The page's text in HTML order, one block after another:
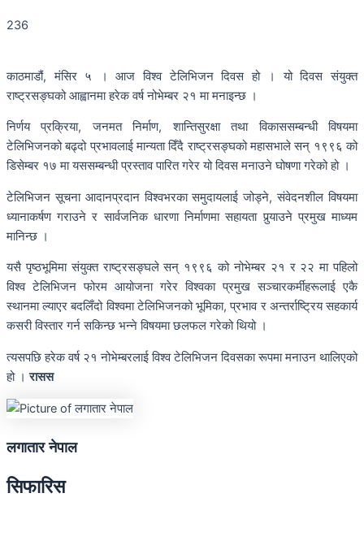
236
काठमाडौं, मंसिर ५ । आज विश्व टेलिभिजन दिवस हो । यो दिवस संयुक्त
राष्ट्रसङ्घको आह्वानमा हरेक वर्ष नोभेम्बर २१ मा मनाइन्छ ।
निर्णय प्रक्रिया, जनमत निर्माण, शान्तिसुरक्षा तथा विकाससम्बन्धी विषयमा
टेलिभिजनको बढ्दो प्रभावलाई मान्यता दिँदै राष्ट्रसङ्घको महासभाले सन् १९९६ को
डिसेम्बर १७ मा यससम्बन्धी प्रस्ताव पारित गरेर यो दिवस मनाउने घोषणा गरेको हो ।
टेलिभिजन सूचना आदानप्रदान विश्वभरका समुदायलाई जोड्ने, संवेदनशील विषयमा
ध्यानाकर्षण गराउने र सार्वजनिक धारणा निर्माणमा सहायता पुर्‍याउने प्रमुख माध्यम
मानिन्छ ।
यसै पृष्ठभूमिमा संयुक्त राष्ट्रसङ्घले सन् १९९६ को नोभेम्बर २१ र २२ मा पहिलो
विश्व टेलिभिजन फोरम आयोजना गरेर विश्वका प्रमुख सञ्चारकर्मीहरूलाई एकै
स्थानमा ल्याएर बदलिँदो विश्वमा टेलिभिजनको भूमिका, प्रभाव र अन्तर्राष्ट्रिय सहकार्य
कसरी विस्तार गर्न सकिन्छ भन्ने विषयमा छलफल गरेको थियो ।
त्यसपछि हरेक वर्ष २१ नोभेम्बरलाई विश्व टेलिभिजन दिवसका रूपमा मनाउन थालिएको
हो ।रासस
लगातार नेपाल
सिफारिस